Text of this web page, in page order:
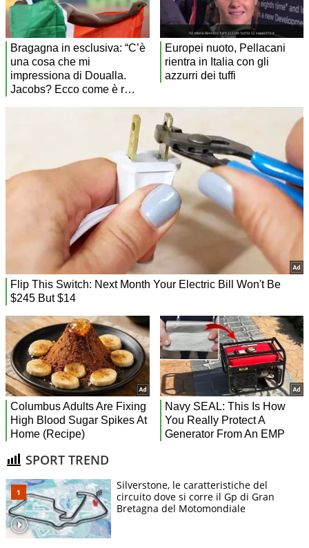
SPORT TREND
Silverstone, le caratteristiche del
circuito dove si corre il Gp di Gran
Bretagna del Motomondiale